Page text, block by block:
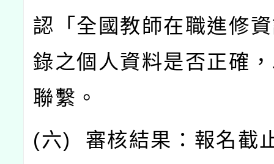
認「全國教師在職進修
錄之個人資料是否正確
聯繫。
(六) 審核結果：報名截